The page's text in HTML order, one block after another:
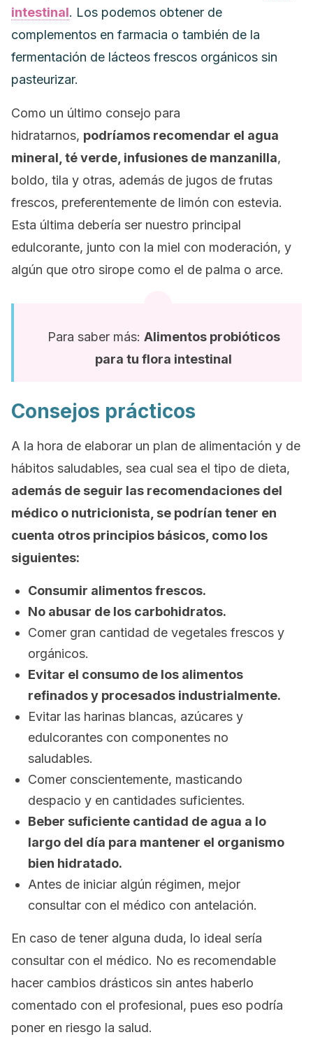
intestinal. Los podemos obtener de
complementos en farmacia o también de la
fermentación de lácteos frescos orgánicos sin
pasteurizar.
Como un último consejo para
hidratarnos, podríamos recomendar el agua
mineral, té verde, infusiones de manzanilla,
boldo, tila y otras, además de jugos de frutas
frescos, preferentemente de limón con estevia.
Esta última debería ser nuestro principal
edulcorante, junto con la miel con moderación, y
algún que otro sirope como el de palma o arce.
Para saber más: Alimentos probióticos
para tu flora intestinal
Consejos prácticos
A la hora de elaborar un plan de alimentación y de
hábitos saludables, sea cual sea el tipo de dieta,
además de seguir las recomendaciones del
médico o nutricionista, se podrían tener en
cuenta otros principios básicos, como los
siguientes:
Consumir alimentos frescos.
No abusar de los carbohidratos.
Comer gran cantidad de vegetales frescos y
orgánicos.
Evitar el consumo de los alimentos
refinados y procesados industrialmente.
Evitar las harinas blancas, azúcares y
edulcorantes con componentes no
saludables.
Comer conscientemente, masticando
despacio y en cantidades suficientes.
Beber suficiente cantidad de agua a lo
largo del día para mantener el organismo
bien hidratado.
Antes de iniciar algún régimen, mejor
consultar con el médico con antelación.
En caso de tener alguna duda, lo ideal sería
consultar con el médico. No es recomendable
hacer cambios drásticos sin antes haberlo
comentado con el profesional, pues eso podría
poner en riesgo la salud.